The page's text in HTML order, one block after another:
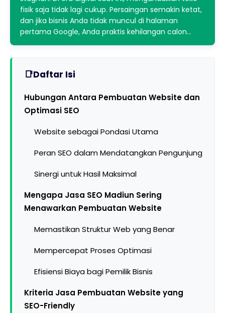
fisik saja tidak lagi cukup. Persaingan semakin ketat,
dan jika bisnis Anda tidak muncul di halaman
pertama Google, Anda praktis kehilangan calon…
Daftar Isi
Hubungan Antara Pembuatan Website dan
Optimasi SEO
Website sebagai Pondasi Utama
Peran SEO dalam Mendatangkan Pengunjung
Sinergi untuk Hasil Maksimal
Mengapa Jasa SEO Madiun Sering
Menawarkan Pembuatan Website
Memastikan Struktur Web yang Benar
Mempercepat Proses Optimasi
Efisiensi Biaya bagi Pemilik Bisnis
Kriteria Jasa Pembuatan Website yang
SEO-Friendly